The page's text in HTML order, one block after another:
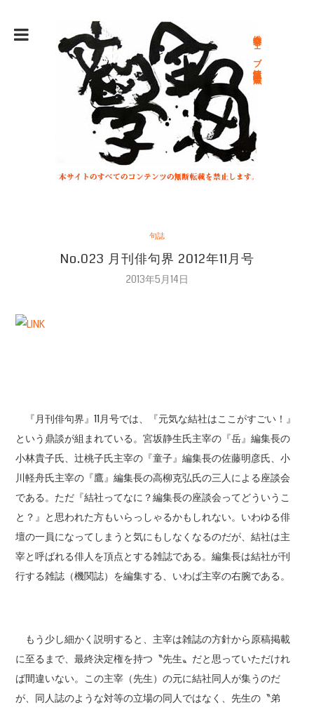
総合文学ウェブ情報誌 文学金魚
句誌
No.023 月刊俳句界 2012年11月号
2013年5月14日
『月刊俳句界』11月号では、『元気な結社はここがすごい！』
という鼎談が組まれている。宮坂静生氏主宰の『岳』編集長の
小林貴子氏、辻桃子氏主宰の『童子』編集長の佐藤明彦氏、小
川軽舟氏主宰の『鷹』編集長の高柳克弘氏の三人による座談会
である。ただ『結社ってなに？編集長の座談会ってどういうこ
と？』と思われた方もいらっしゃるかもしれない。いわゆる俳
壇の一員になってしまうと気にもしなくなるのだが、結社は主
宰と呼ばれる俳人を頂点とする雑誌である。編集長は結社が刊
行する雑誌（機関誌）を編集する、いわば主宰の右腕である。
もう少し細かく説明すると、主宰は雑誌の方針から原稿掲載
に至るまで、最終決定権を持つ〝先生〟だと思っていただけれ
ば間違いない。この主宰（先生）の元に結社同人が集うのだ
が、同人誌のような対等の立場の同人ではなく、先生の〝弟